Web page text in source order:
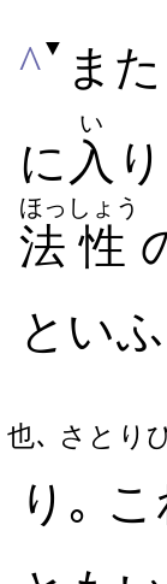
^▼ また
に 入
い
法
ほっ
性
しょう
とい
也､ さとり
り｡ こ